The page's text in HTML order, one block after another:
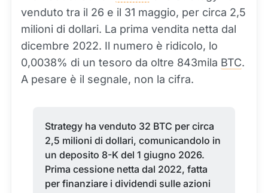
venduto tra il 26 e il 31 maggio, per circa 2,5
milioni di dollari. La prima vendita netta dal
dicembre 2022. Il numero è ridicolo, lo
0,0038% di un tesoro da oltre 843mila BTC.
A pesare è il segnale, non la cifra.
Strategy ha venduto 32 BTC per circa
2,5 milioni di dollari, comunicandolo in
un deposito 8-K del 1 giugno 2026.
Prima cessione netta dal 2022, fatta
per finanziare i dividendi sulle azioni